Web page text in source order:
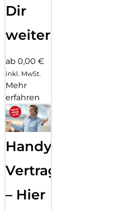
Dir
weiter
ab 0,00 €
inkl. MwSt.
Mehr
erfahren
Handy
Vertragsabwicklung
– Hier